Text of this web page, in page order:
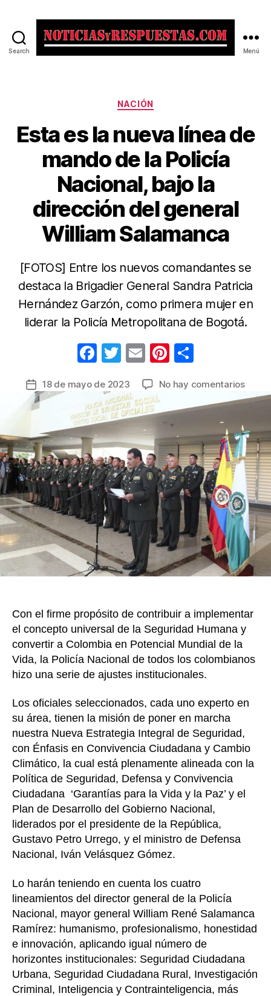
Search Menú
Categorías
NACIÓN
Esta es la nueva línea de
mando de la Policía
Nacional, bajo la
dirección del general
William Salamanca
[FOTOS] Entre los nuevos comandantes se
destaca la Brigadier General Sandra Patricia
Hernández Garzón, como primera mujer en
liderar la Policía Metropolitana de Bogotá.
F
c
e
b
o
o
k
T
itt
er
E
ail
Pi
er
e
st
m
p
ar
tir
Fecha
de
la
18 de mayo de 2023 No hay comentariosen
Esta
nueva
línea
de
de
la
bajo
la
Con el firme propósito de contribuir a implementar
el concepto universal de la Seguridad Humana y
convertir a Colombia en Potencial Mundial de la
Vida, la Policía Nacional de todos los colombianos
hizo una serie de ajustes institucionales.
Los oficiales seleccionados, cada uno experto en
su área, tienen la misión de poner en marcha
nuestra Nueva Estrategia Integral de Seguridad,
con Énfasis en Convivencia Ciudadana y Cambio
Climático, la cual está plenamente alineada con la
Política de Seguridad, Defensa y Convivencia
Ciudadana ‘Garantías para la Vida y la Paz’ y el
Plan de Desarrollo del Gobierno Nacional,
liderados por el presidente de la República,
Gustavo Petro Urrego, y el ministro de Defensa
Nacional, Iván Velásquez Gómez.
Lo harán teniendo en cuenta los cuatro
lineamientos del director general de la Policía
Nacional, mayor general William René Salamanca
Ramírez: humanismo, profesionalismo, honestidad
e innovación, aplicando igual número de
horizontes institucionales: Seguridad Ciudadana
Urbana, Seguridad Ciudadana Rural, Investigación
Criminal, Inteligencia y Contrainteligencia, más